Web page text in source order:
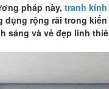
pháp này,tranh kính
rộng rãi trong
sáng và vẻ đẹp linh